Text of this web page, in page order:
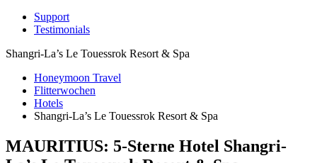
Support
Testimonials
Shangri-La’s Le Touessrok Resort & Spa
Honeymoon Travel
Flitterwochen
Hotels
Shangri-La’s Le Touessrok Resort & Spa
MAURITIUS: 5-Sterne Hotel Shangri-